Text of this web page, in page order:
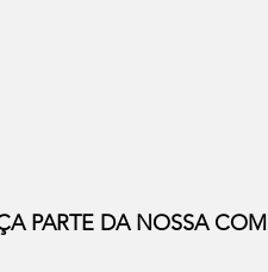
PARTE DA NOSSA